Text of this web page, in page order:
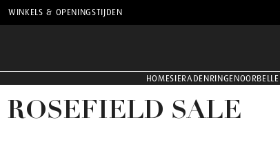
WINKELS & OPENINGSTIJDEN
HOMESIERADENRINGEN
ROSEFIELD SALE